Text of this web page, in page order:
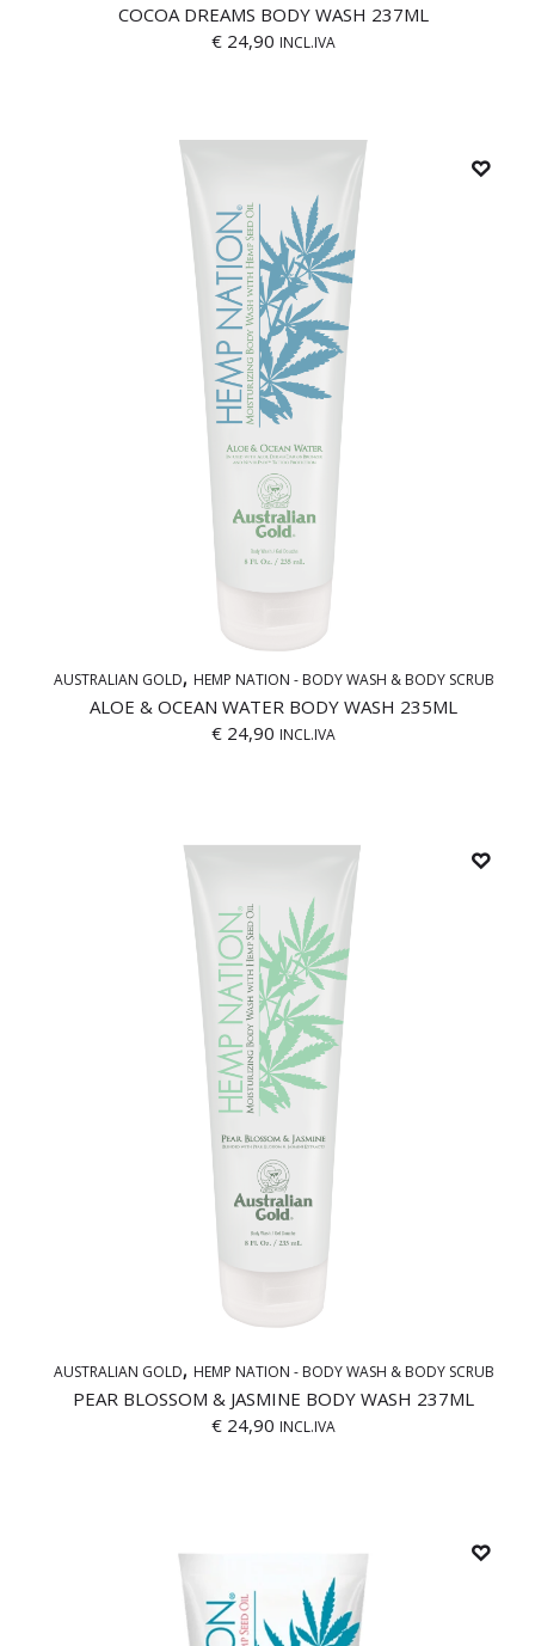
COCOA DREAMS BODY WASH 237ML
€ 24,90 INCL.IVA
AUSTRALIAN GOLD HEMP NATION - BODY WASH & BODY SCRUB
ALOE & OCEAN WATER BODY WASH 235ML
€ 24,90 INCL.IVA
AUSTRALIAN GOLD HEMP NATION - BODY WASH & BODY SCRUB
PEAR BLOSSOM & JASMINE BODY WASH 237ML
€ 24,90 INCL.IVA